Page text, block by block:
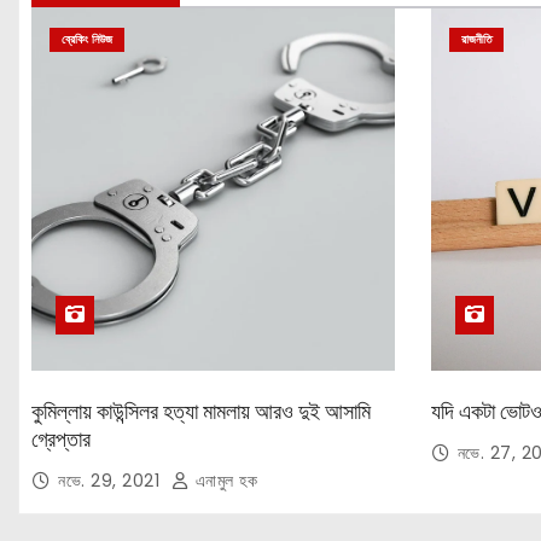
ব্রেকিং নিউজ
কুমিল্লায় কাউন্সিলর হত্যা মামলায় আরও দুই আসামি
গ্রেপ্তার
নভে. 29, 2021 এনামুল হক
রাজনীতি
যদি একটা
নভে. 27,